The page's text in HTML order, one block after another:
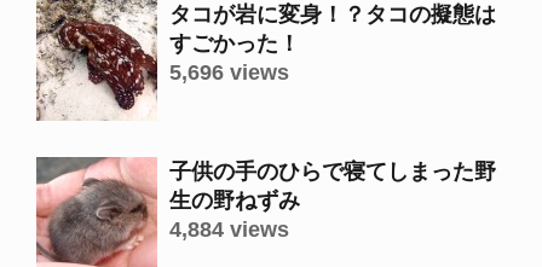
タコが岩に変身！？タコの擬態は
すごかった！
5,696 views
子供の手のひらで寝てしまった野
生の野ねずみ
4,884 views